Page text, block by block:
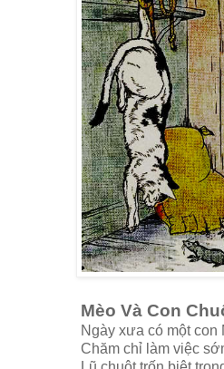
Mèo Và Con
Ngày xưa có một con
Chăm chỉ làm việc